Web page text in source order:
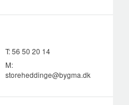
T:56 50 20 14
M:
storeheddinge@bygma.dk